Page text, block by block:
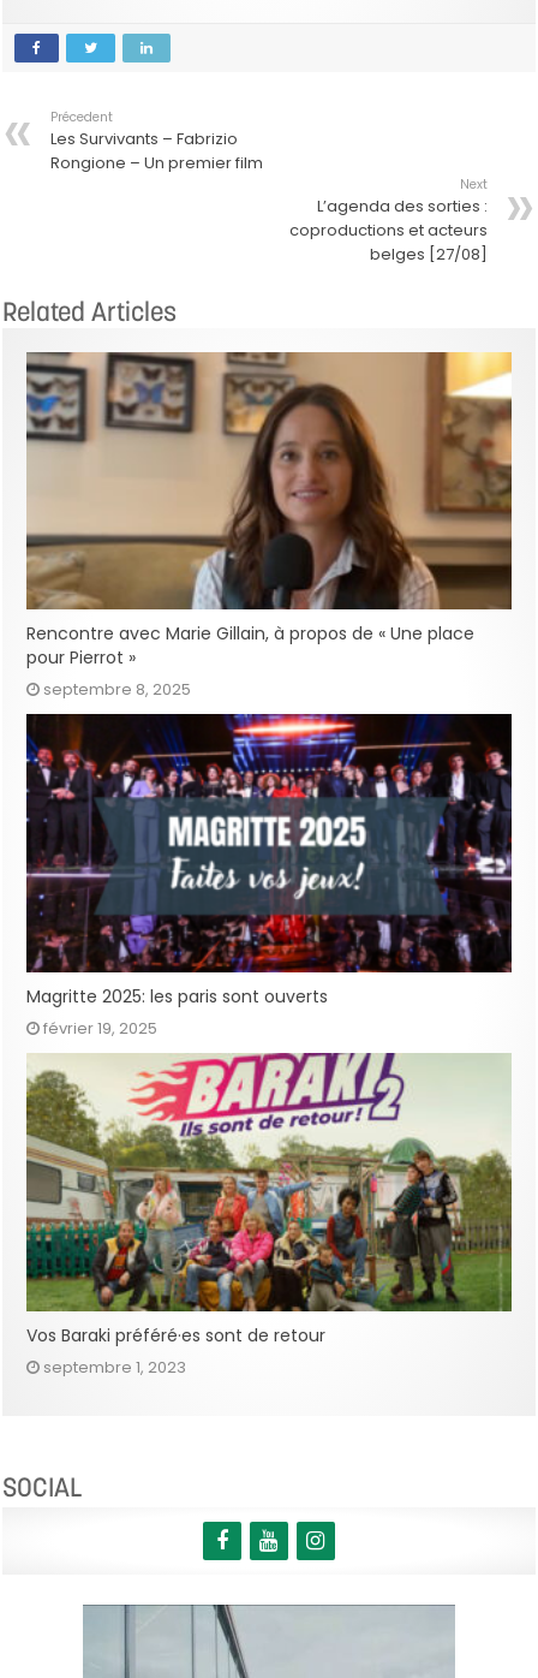
Précedent
Les Survivants – Fabrizio
Rongione – Un premier film
Next
L’agenda des sorties :
coproductions et acteurs
belges [27/08]
Related Articles
Rencontre avec Marie Gillain, à propos de « Une place
pour Pierrot »
septembre 8, 2025
Magritte 2025: les paris sont ouverts
février 19, 2025
Vos Baraki préféré·es sont de retour
septembre 1, 2023
SOCIAL